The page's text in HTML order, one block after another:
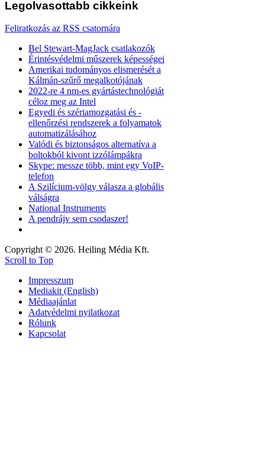
Legolvasottabb cikkeink
Feliratkozás az RSS csatornára
Bel Stewart-MagJack csatlakozók
Érintésvédelmi műszerek képességei
Amerikai tudományos elismerését a
Kálmán-szűrő megalkotójának
2022-re 4 nm-es gyártástechnológiát
céloz meg az Intel
Egyedi és szériamozgatási és -
ellenőrzési rendszerek a folyamatok
automatizálásához
Valódi és biztonságos alternatíva a
boltokból kivont izzólámpákra
Skype: messze több, mint egy VoIP-
telefon
A Szilícium-völgy válasza a globális
válságra
National Instruments
A pendrájv sem csodaszer!
Copyright © 2026. Heiling Média Kft.
Scroll to Top
Impresszum
Mediakit (English)
Médiaajánlat
Adatvédelmi nyilatkozat
Rólunk
Kapcsolat